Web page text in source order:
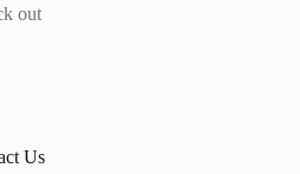
out
Us